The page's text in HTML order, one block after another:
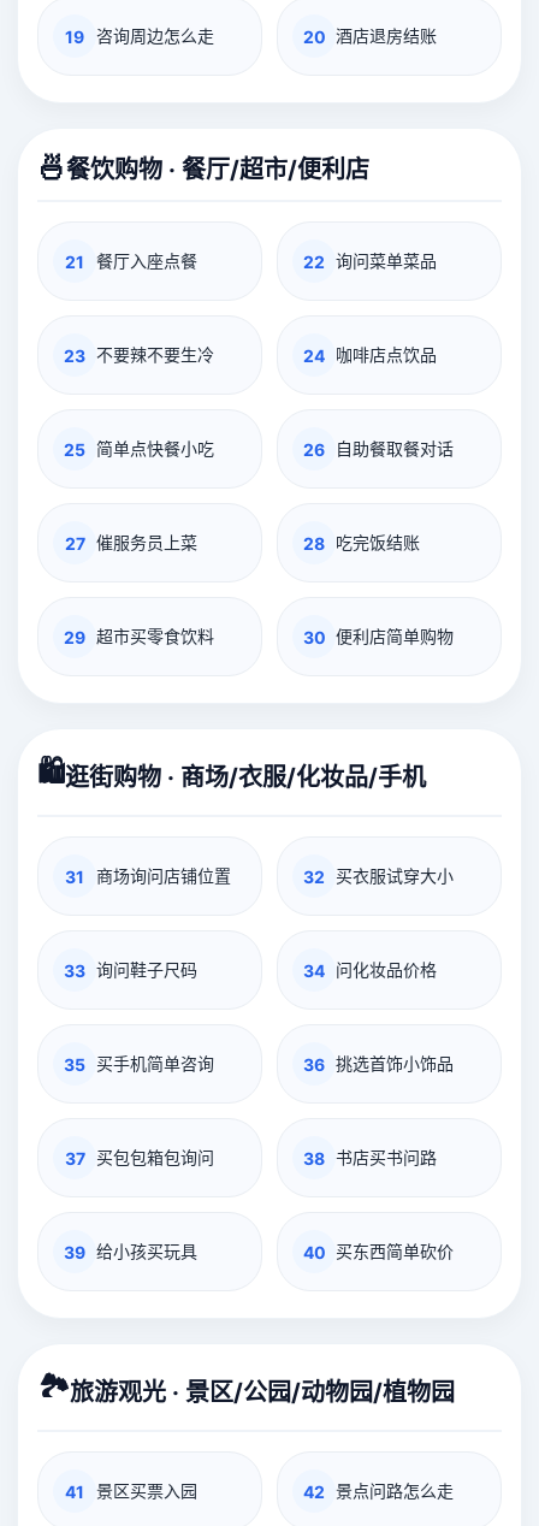
19 咨询周边怎么走 20 酒店退房结账
🍜餐饮购物 · 餐厅/超市/便利店
21 餐厅入座点餐 22 询问菜单菜品
23 不要辣不要生冷 24 咖啡店点饮品
25 简单点快餐小吃 26 自助餐取餐对话
27 催服务员上菜 28 吃完饭结账
29 超市买零食饮料 30 便利店简单购物
🛍️逛街购物 · 商场/衣服/化妆品/手机
31 商场询问店铺位置 32 买衣服试穿大小
33 询问鞋子尺码 34 问化妆品价格
35 买手机简单咨询 36 挑选首饰小饰品
37 买包包箱包询问 38 书店买书问路
39 给小孩买玩具 40 买东西简单砍价
🏞️旅游观光 · 景区/公园/动物园/植物园
41 景区买票入园 42 景点问路怎么走